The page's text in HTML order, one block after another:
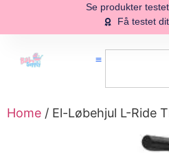
Se produkter
Få testet
Home / El-Løbehjul L-Ride